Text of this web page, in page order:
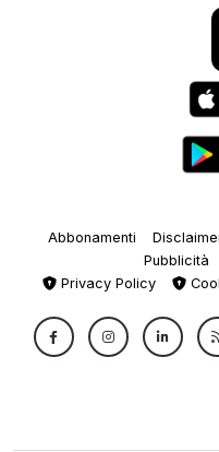
Abbonamenti
Pubblicità
Privacy Policy